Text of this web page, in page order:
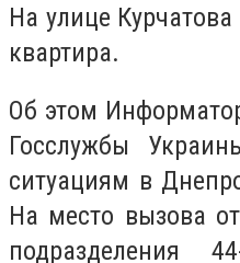
На улице
квартира.
Об этом
Госслужбы
ситуациям в
На место вызова
подразделения